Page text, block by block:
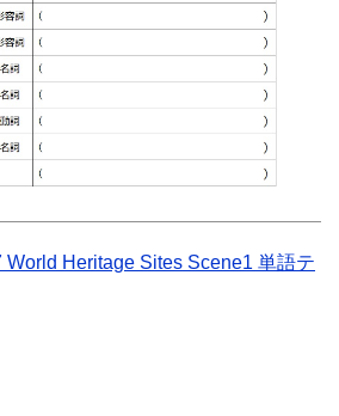
World Heritage Sites Scene1 単語テ